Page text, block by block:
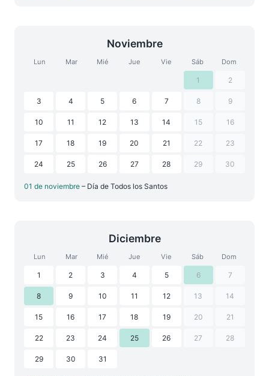
Noviembre
Lun Mar Mié Jue Vie Sáb Dom
1 2
3 4 5 6 7 8 9
10 11 12 13 14 15 16
17 18 19 20 21 22 23
24 25 26 27 28 29 30
01 de noviembre – Día de Todos los Santos
Diciembre
Lun Mar Mié Jue Vie Sáb Dom
1 2 3 4 5 6 7
8 9 10 11 12 13 14
15 16 17 18 19 20 21
22 23 24 25 26 27 28
29 30 31